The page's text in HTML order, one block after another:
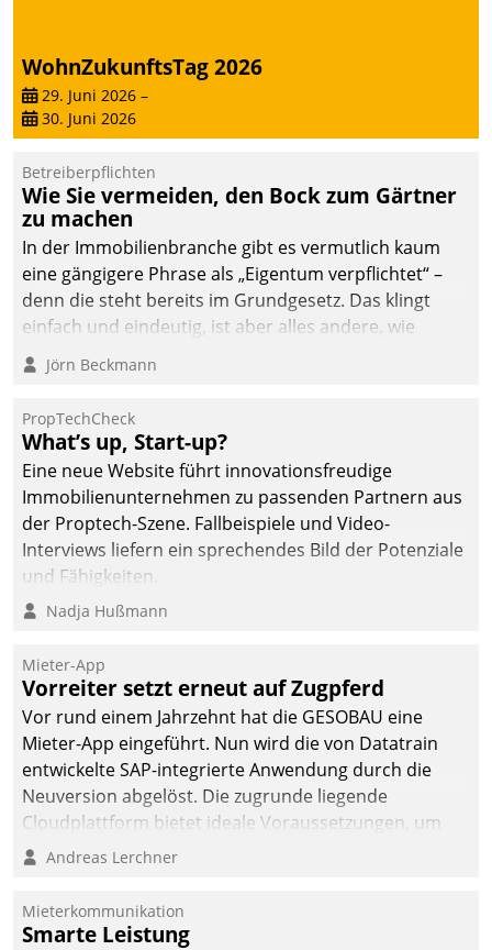
automatisiert ausgelöste,
zielgerichtete
Mieterbefragungen – eine
starke Grundlage für
intelligente,
datengestützte
Entscheidungen.
WohnZukunftsTag 2026
29. Juni 2026 –
30. Juni 2026
Betreiberpflichten
Wie Sie vermeiden, den Bock zum Gärtner
zu machen
In der Immobilienbranche gibt es vermutlich kaum
eine gängigere Phrase als „Eigentum verpflichtet“ –
denn die steht bereits im Grundgesetz. Das klingt
einfach und eindeutig, ist aber alles andere, wie
Branchenbeschäftigte wissen. Denn mit der
Verantwortung folgen Verpflichtungen.
Jörn Beckmann
PropTechCheck
What’s up, Start-up?
Eine neue Website führt innovationsfreudige
Immobilienunternehmen zu passenden Partnern aus
der Proptech-Szene. Fallbeispiele und Video-
Interviews liefern ein sprechendes Bild der Potenziale
und Fähigkeiten.
Nadja Hußmann
Mieter-App
Vorreiter setzt erneut auf Zugpferd
Vor rund einem Jahrzehnt hat die GESOBAU eine
Mieter-App eingeführt. Nun wird die von Datatrain
entwickelte SAP-integrierte Anwendung durch die
Neuversion abgelöst. Die zugrunde liegende
Cloudplattform bietet ideale Voraussetzungen, um
die Funktionalität der App zu erweitern und weitere
integrieren.
Andreas Lerchner
Mieterkommunikation
Smarte Leistung